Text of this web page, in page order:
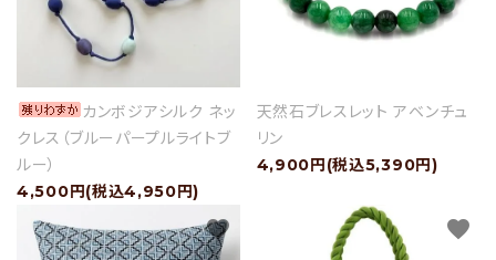
カンボジアシルク ネッ
クレス（ブルーパープルライトブ
ルー）
4,500円(税込4,950円)
天然石ブレスレット アベンチュ
リン
4,900円(税込5,390円)
favorite favorite